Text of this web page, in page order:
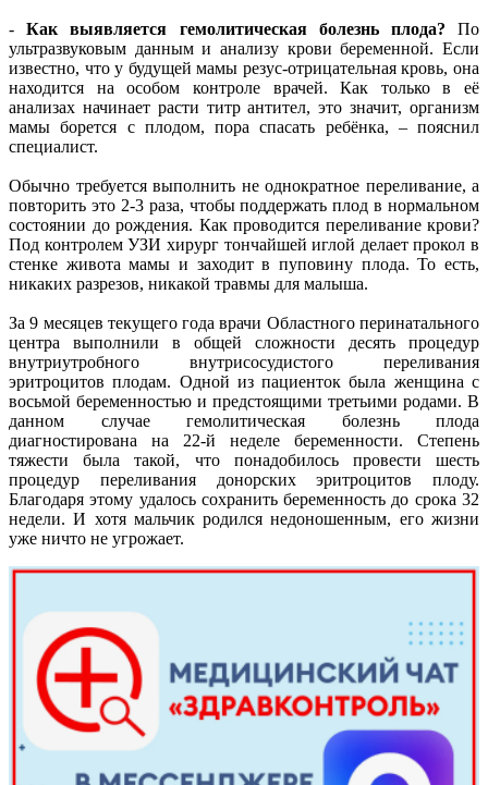
-Как выявляется гемолитическая болезнь плода? По
ультразвуковым данным и анализу крови беременной. Если
известно, что у будущей мамы резус-отрицательная кровь, она
находится на особом контроле врачей. Как только в её
анализах начинает расти титр антител, это значит, организм
мамы борется с плодом, пора спасать ребёнка, – пояснил
специалист.
Обычно требуется выполнить не однократное переливание, а
повторить это 2-3 раза, чтобы поддержать плод в нормальном
состоянии до рождения. Как проводится переливание крови?
Под контролем УЗИ хирург тончайшей иглой делает прокол в
стенке живота мамы и заходит в пуповину плода. То есть,
никаких разрезов, никакой травмы для малыша.
За 9 месяцев текущего года врачи Областного перинатального
центра выполнили в общей сложности десять процедур
внутриутробного внутрисосудистого переливания
эритроцитов плодам. Одной из пациенток была женщина с
восьмой беременностью и предстоящими третьими родами. В
данном случае гемолитическая болезнь плода
диагностирована на 22-й неделе беременности. Степень
тяжести была такой, что понадобилось провести шесть
процедур переливания донорских эритроцитов плоду.
Благодаря этому удалось сохранить беременность до срока 32
недели. И хотя мальчик родился недоношенным, его жизни
уже ничто не угрожает.